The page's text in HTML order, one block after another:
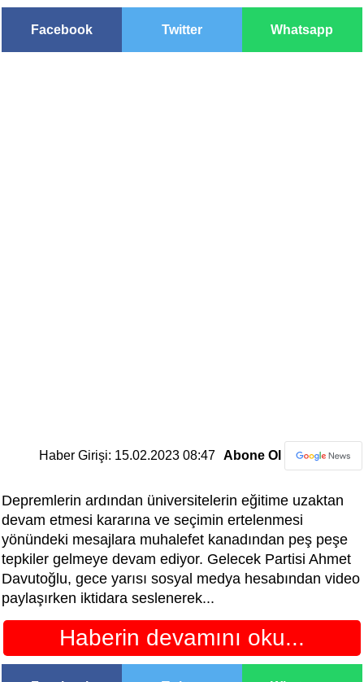
Facebook Twitter Whatsapp
Haber Girişi: 15.02.2023 08:47 Abone Ol
Depremlerin ardından üniversitelerin eğitime uzaktan
devam etmesi kararına ve seçimin ertelenmesi
yönündeki mesajlara muhalefet kanadından peş peşe
tepkiler gelmeye devam ediyor. Gelecek Partisi Ahmet
Davutoğlu, gece yarısı sosyal medya hesabından video
paylaşırken iktidara seslenerek...
Haberin devamını oku...